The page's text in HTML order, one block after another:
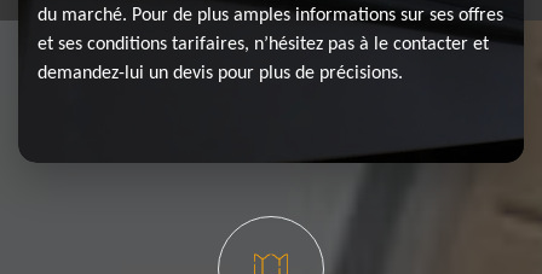
du marché. Pour de plus amples informations sur ses offres
et ses conditions tarifaires, n’hésitez pas à le contacter et
demandez-lui un devis pour plus de précisions.